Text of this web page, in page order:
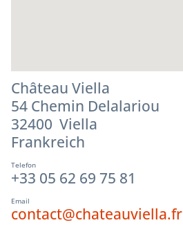
Château Viella
54 Chemin Delalariou
32400 Viella
Frankreich
Telefon
+33 05 62 69 75 81
Email
contact@chateauviella.fr